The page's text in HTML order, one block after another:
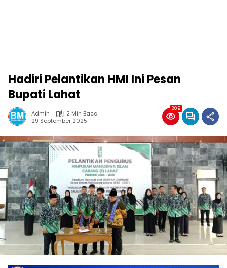
Hadiri Pelantikan HMI Ini Pesan
Bupati Lahat
Admin
2 Min Baca
29 September 2025
209